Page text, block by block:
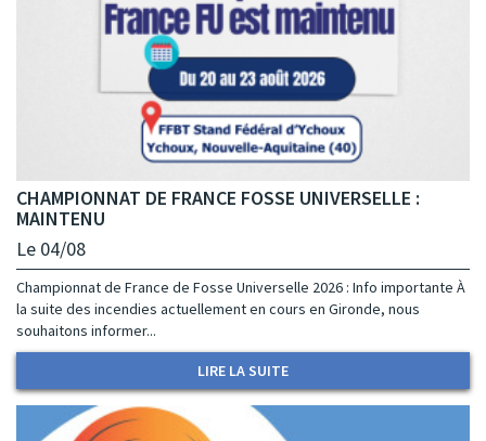
CHAMPIONNAT DE FRANCE FOSSE UNIVERSELLE :
MAINTENU
Le 04/08
Championnat de France de Fosse Universelle 2026 : Info importante À
la suite des incendies actuellement en cours en Gironde, nous
souhaitons informer...
LIRE LA SUITE